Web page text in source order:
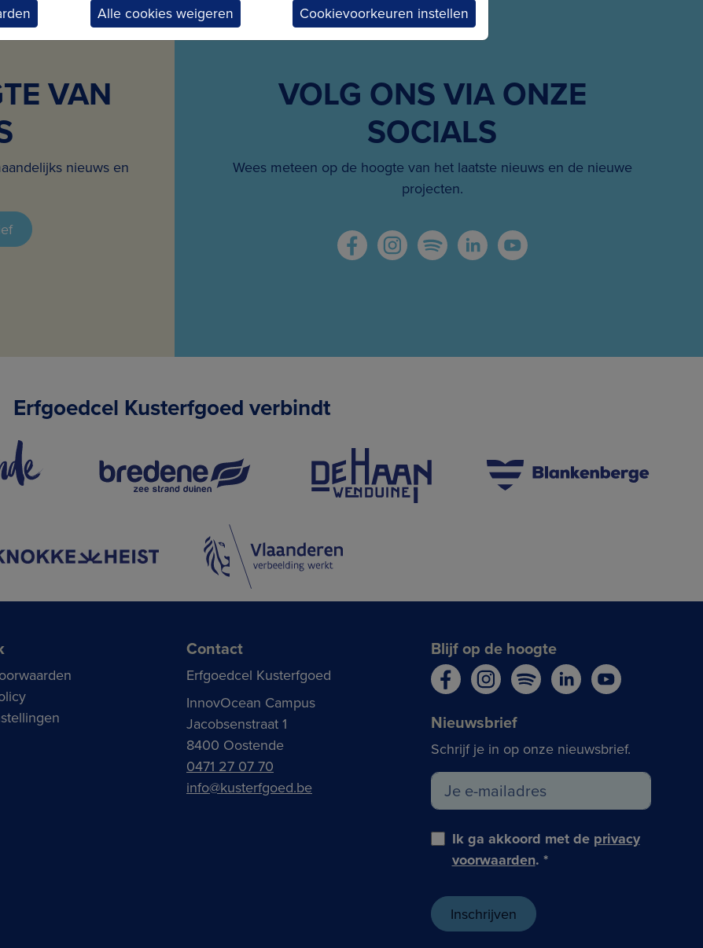
VAN
nieuws en
VOLG ONS VIA ONZE
SOCIALS
Wees meteen op de hoogte van het laatste nieuws en de nieuwe
projecten.
Erfgoedcel Kusterfgoed verbindt
Contact
Erfgoedcel Kusterfgoed
InnovOcean Campus
Jacobsenstraat 1
8400 Oostende
0471 27 07 70
info@kusterfgoed.be
Blijf op de hoogte
Nieuwsbrief
Schrijf je in op onze nieuwsbrief.
Ik ga akkoord met de privacy
voorwaarden. *
Alle cookies weigeren Cookievoorkeuren instellen